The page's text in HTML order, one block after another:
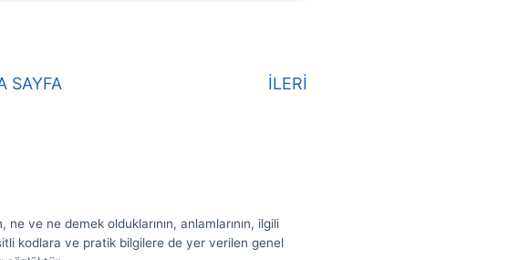
İLERİ
SAYFA
ve ne demek olduklarının, anlamlarının, ilgili
kodlara ve pratik bilgilere de yer verilen genel